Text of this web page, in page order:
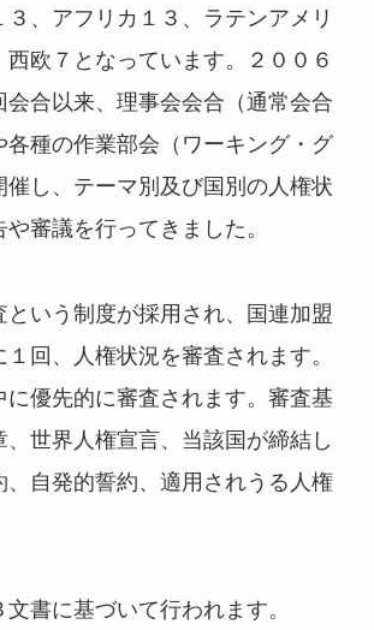
、アフリカ１３、ラテンアメリ
西欧７となっています。２００６
会合以来、理事会会合（通常会合
各種の作業部会（ワーキング・グ
催し、テーマ別及び国別の人権状
審議を行ってきました。
という制度が採用され、国連加盟
回、人権状況を審査されます。
に優先的に審査されます。審査基
世界人権宣言、当該国が締結し
、自発的誓約、適用されうる人権
書に基づいて行われます。